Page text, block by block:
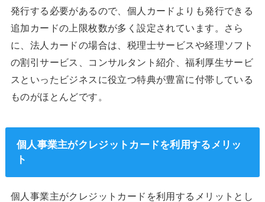
発行する必要があるので、個人カードよりも発行できる
追加カードの上限枚数が多く設定されています。さら
に、法人カードの場合は、税理士サービスや経理ソフト
の割引サービス、コンサルタント紹介、福利厚生サービ
スといったビジネスに役立つ特典が豊富に付帯している
ものがほとんどです。
個人事業主がクレジットカードを利用するメリッ
ト
個人事業主がクレジットカードを利用するメリットとし